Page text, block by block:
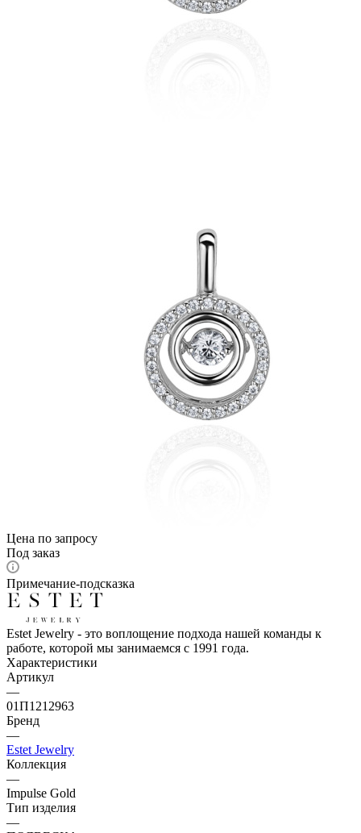
Цена по запросу
Под заказ
Примечание-подсказка
Estet Jewelry - это воплощение подхода нашей команды к
работе, которой мы занимаемся с 1991 года.
Характеристики
Артикул
—
01П1212963
Бренд
—
Estet Jewelry
Коллекция
—
Impulse Gold
Тип изделия
—